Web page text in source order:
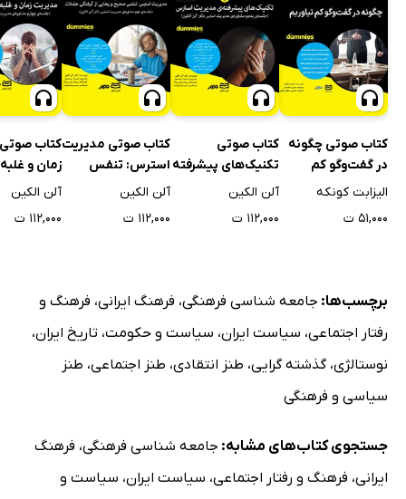
کتاب صوتی چگونه
در گفت‌وگو کم
نیاوریم
الیزابت کونکه
۵۱,۰۰۰ ت
کتاب صوتی
تکنیک‌های پیشرفته
مدیریت استرس
آلن الکین
۱۱۲,۰۰۰ ت
کتاب صوتی مدیریت
استرس: تنفس
صحیح و رهایی از
آلن الکین
۱۱۲,۰۰۰ ت
کتاب
زمان و
استرس
آلن الکین
۱۱۲,۰۰۰ ت
برچسب‌ها: جامعه شناسی فرهنگی، فرهنگ ایرانی، فرهنگ و
رفتار اجتماعی، سیاست ایران، سیاست و حکومت، تاریخ ایران،
نوستالژی،گذشته گرایی، طنز انتقادی، طنز اجتماعی، طنز
سیاسی و فرهنگی
جستجوی کتاب‌های مشابه: جامعه شناسی فرهنگی، فرهنگ
ایرانی، فرهنگ و رفتار اجتماعی، سیاست ایران، سیاست و